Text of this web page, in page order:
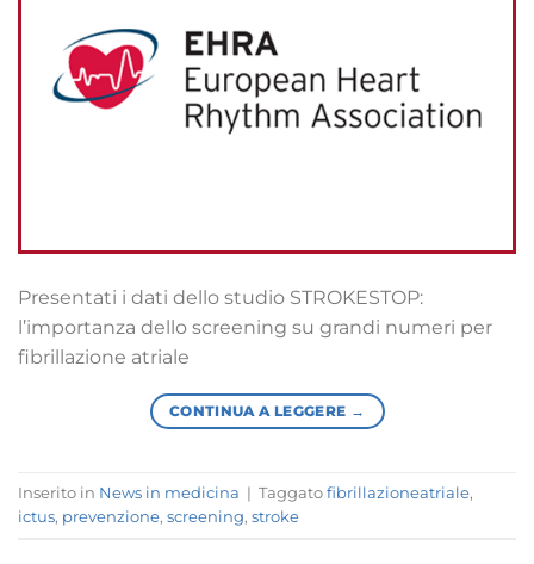
Presentati i dati dello studio STROKESTOP:
l’importanza dello screening su grandi numeri per
fibrillazione atriale
CONTINUA A LEGGERE →
Inserito in News in medicina | Taggato fibrillazioneatriale,
ictus, prevenzione, screening, stroke